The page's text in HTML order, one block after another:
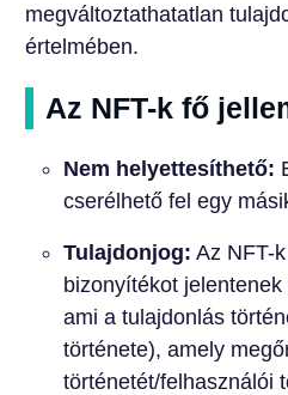
megváltoztathatatlan
értelmében.
Az NFT-k fő
Nem helyettesíthető:
cserélhető fel egy
Tulajdonjog: Az NFT-
bizonyítékot
ami a tulajdonlás
története), amely
történetét/felhasználói